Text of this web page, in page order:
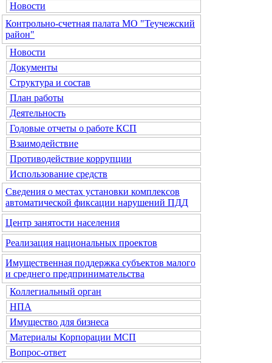
Новости
Контрольно-счетная палата МО "Теучежский
район"
Новости
Документы
Структура и состав
План работы
Деятельность
Годовые отчеты о работе КСП
Взаимодействие
Противодействие коррупции
Использование средств
Сведения о местах установки комплексов
автоматической фиксации нарушений ПДД
Центр занятости населения
Реализация национальных проектов
Имущественная поддержка субъектов малого
и среднего предпринимательства
Коллегиальный орган
НПА
Имущество для бизнеса
Материалы Корпорации МСП
Вопрос-ответ